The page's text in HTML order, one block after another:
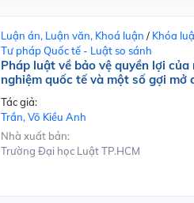
Luận án, Luận văn, Khoá luận / Khóa
Tư pháp Quốc tế - Luật so sánh
Pháp luật về bảo vệ quyền lợi
nghiệm quốc tế và một số gợi mở
Tác giả:
Trần, Võ Kiều Anh
Nhà xuất bản:
Trường Đại học Luật TP.HCM